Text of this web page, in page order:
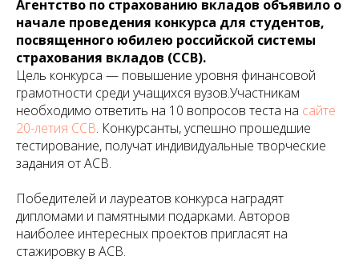
Агентство по страхованию вкладов объявило о
начале проведения конкурса для студентов,
посвященного юбилею российской системы
страхования вкладов (ССВ).
Цель конкурса — повышение уровня финансовой
грамотности среди учащихся вузов.Участникам
необходимо ответить на 10 вопросов теста на сайте
20-летия ССВ. Конкурсанты, успешно прошедшие
тестирование, получат индивидуальные творческие
задания от АСВ.
Победителей и лауреатов конкурса наградят
дипломами и памятными подарками. Авторов
наиболее интересных проектов пригласят на
стажировку в АСВ.